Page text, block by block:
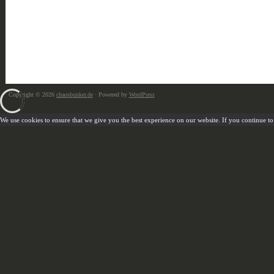
Copyright © 2026 chaosbunker.de· Powered by WordPress
We use cookies to ensure that we give you the best experience on our website. If you continue